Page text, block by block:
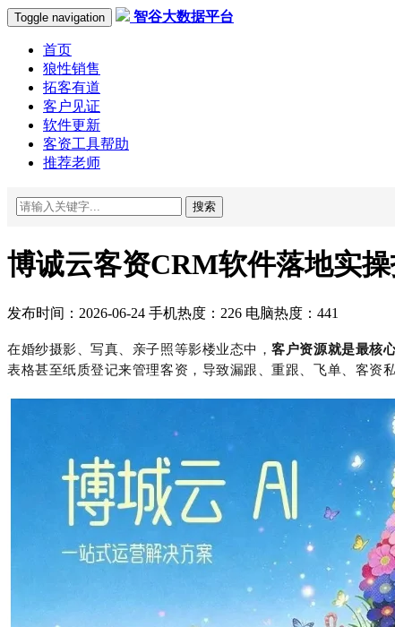
Toggle navigation 智谷大数据平台
首页
狼性销售
拓客有道
客户见证
软件更新
客资工具帮助
推荐老师
搜索
博诚云客资CRM软件落地实
发布时间：2026-06-24 手机热度：226 电脑热度：441
在婚纱摄影、写真、亲子照等影楼业态中，客户资源就是最核
表格甚至纸质登记来管理客资，导致漏跟、重跟、飞单、客资